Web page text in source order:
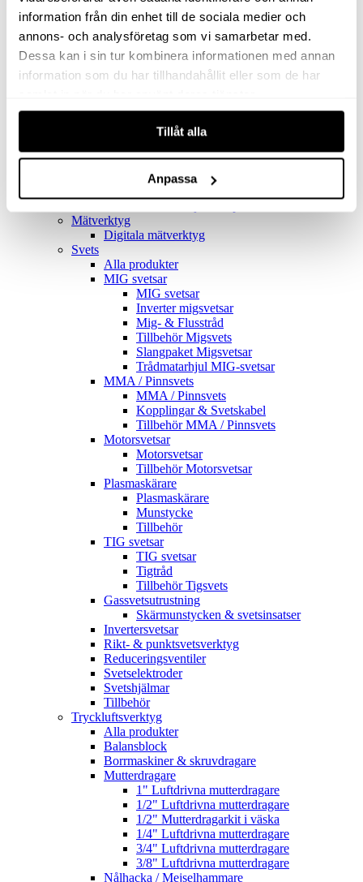
information från din enhet till de sociala medier och
annons- och analysföretag som vi samarbetar med.
Dessa kan i sin tur kombinera informationen med annan
information som du har tillhandahållit eller som de har
Tillåt alla
Anpassa
Golv- & Kombinationsmunstycke
Munstycke
Motor
Reservdelar dammsugare
Rör & handtag
Uppsamlingspåsar
Alla produkter
Mätverktyg
Digitala mätverktyg
Svets
Alla produkter
MIG svetsar
MIG svetsar
Inverter migsvetsar
Mig- & Flusstråd
Tillbehör Migsvets
Slangpaket Migsvetsar
Trådmatarhjul MIG-svetsar
MMA / Pinnsvets
MMA / Pinnsvets
Kopplingar & Svetskabel
Tillbehör MMA / Pinnsvets
Motorsvetsar
Motorsvetsar
Tillbehör Motorsvetsar
Plasmaskärare
Plasmaskärare
Munstycke
Tillbehör
TIG svetsar
TIG svetsar
Tigtråd
Tillbehör Tigsvets
Gassvetsutrustning
Skärmunstycken & svetsinsatser
Invertersvetsar
Rikt- & punktsvetsverktyg
Reduceringsventiler
Svetselektroder
Svetshjälmar
Tillbehör
Tryckluftsverktyg
Alla produkter
Balansblock
Borrmaskiner & skruvdragare
Mutterdragare
1" Luftdrivna mutterdragare
1/2" Luftdrivna mutterdragare
1/2" Mutterdragarkit i väska
1/4" Luftdrivna mutterdragare
3/4" Luftdrivna mutterdragare
3/8" Luftdrivna mutterdragare
Nålhacka / Mejselhammare